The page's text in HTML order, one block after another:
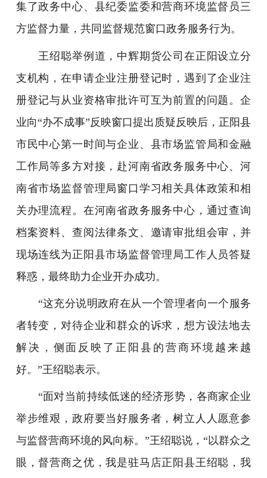
集了政务中心、县纪委监委和营商环境监督员三
方监督力量，共同监督规范窗口政务服务行为。
王绍聪举例道， 中辉期货公司在正阳设立分
支机构，在申请企业注册登记时，遇到了企业注
册登记与从业资格审批许可互为前置的问题。企
业向“办不成事”反映窗口提出质疑反映后，正阳县
市民中心第一时间与企业、县市场监管局和金融
工作局等多方对接，赴河南省政务服务中心、河
南省市场监督管理局窗口学习相关具体政策和相
关办理流程。在河南省政务服务中心，通过查询
档案资料、查阅法律条文、邀请审批组会审，并
现场连线为正阳县市场监督管理局工作人员答疑
释惑，最终助力企业开办成功。
“这充分说明政府在从一个管理者向一个服务
者转变，对待企业和群众的诉求，想方设法地去
解决，侧面反映了正阳县的营商环境越来越
好。 ”王绍聪表示。
“面对当前持续低迷的经济形势，各商家企业
举步维艰，政府要当好服务者，树立人人愿意参
与监督营商环境的风向标。”王绍聪说，“以群众之
眼，督营商之优，我是驻马店正阳县王绍聪，我